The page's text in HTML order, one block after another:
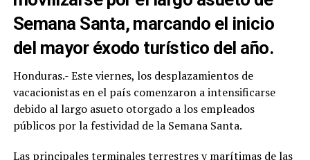
Semana Santa, marcando el inicio
del mayor éxodo turístico del año.
Honduras.- Este viernes, los desplazamientos de
vacacionistas en el país comenzaron a intensificarse
debido al largo asueto otorgado a los empleados
públicos por la festividad de la Semana Santa.
Las principales terminales terrestres y marítimas de las